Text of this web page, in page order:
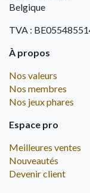
Belgique
TVA :
À propos
Nos valeurs
Nos membres
Nos jeux phares
Espace pro
Meilleures ventes
Nouveautés
Devenir client